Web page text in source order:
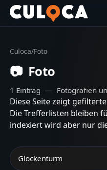
Culoca/Foto
📷 Foto
1 Eintrag — Fotografien
Diese Seite zeigt
Die Trefferlisten bleiben
indexiert wird aber nur